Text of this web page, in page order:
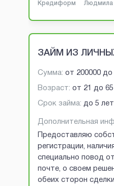
Кредиформ Людмила
ЗАЙМ ИЗ
Сумма: от 200000 до
Возраст: от 21 до 65
Срок займа: до 5 лет
Дополнительная
Предоставляю
регистрации,
специально повод
почте, о своем
обеих сторон